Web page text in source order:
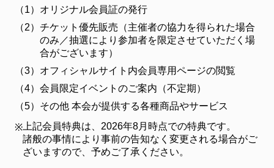
MEMBERSHIP
メンバーシップ
FANCLUB
ファンクラブ
FC NEWS
VIDEO
GALLERY
ギャラリー
（1） オリジナル会員証の発行
（2） チケット優先販売（主催者の協力を得られた場合
のみ／抽選により参加者を限定させていただく場
合がございます）
（3） オフィシャルサイト内会員専用ページの閲覧
（4） 会員限定イベントのご案内（不定期）
（5） その他 本会が提供する各種商品やサービス
※ 上記会員特典は、2026年8月時点での特典です。
諸般の事情により事前の告知なく変更される場合がご
ざいますので、予めご了承ください。